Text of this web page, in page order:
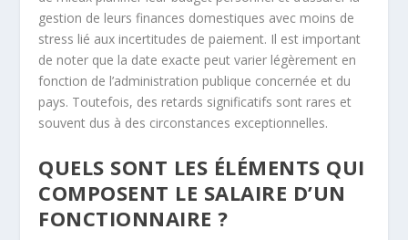
gestion de leurs finances domestiques avec moins de
stress lié aux incertitudes de paiement. Il est important
de noter que la date exacte peut varier légèrement en
fonction de l’administration publique concernée et du
pays. Toutefois, des retards significatifs sont rares et
souvent dus à des circonstances exceptionnelles.
QUELS SONT LES ÉLÉMENTS QUI
COMPOSENT LE SALAIRE D’UN
FONCTIONNAIRE ?